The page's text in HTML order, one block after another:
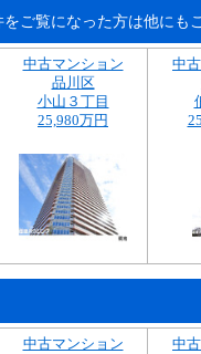
をご覧になった方は他にも
中古マンション
品川区
小山３丁目
25,980万円
中
中古マンション
中